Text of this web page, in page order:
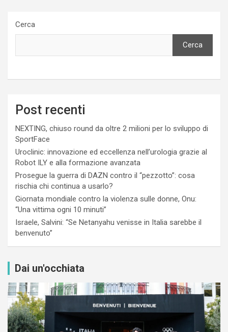
Cerca
Cerca
Post recenti
NEXTING, chiuso round da oltre 2 milioni per lo sviluppo di
SportFace
Uroclinic: innovazione ed eccellenza nell’urologia grazie al
Robot ILY e alla formazione avanzata
Prosegue la guerra di DAZN contro il “pezzotto”: cosa
rischia chi continua a usarlo?
Giornata mondiale contro la violenza sulle donne, Onu:
“Una vittima ogni 10 minuti”
Israele, Salvini: “Se Netanyahu venisse in Italia sarebbe il
benvenuto”
Dai un'occhiata